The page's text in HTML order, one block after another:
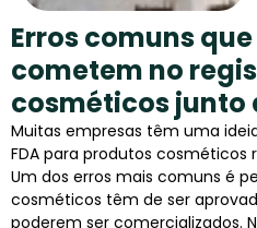
Erros comuns
cometem no
cosméticos junto
Muitas empresas têm uma
FDA para produtos cosméticos
Um dos erros mais comuns é
cosméticos têm de ser
poderem ser comercializados.